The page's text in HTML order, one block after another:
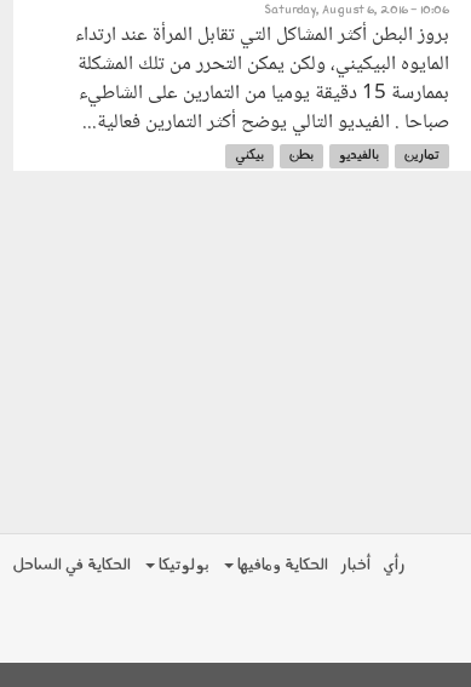
Saturday, August 6, 2016 - 10:06
بروز البطن أكثر المشاكل التي تقابل المرأة عند ارتداء
المايوه البيكيني، ولكن يمكن التحرر من تلك المشكلة
بممارسة 15 دقيقة يوميا من التمارين على الشاطيء
صباحا . الفيديو التالي يوضح أكثر التمارين فعالية...
تمارين بالفيديو بطن بيكني
رأي أخبار الحكاية ومافيها بولوتيكا الحكاية في الساحل